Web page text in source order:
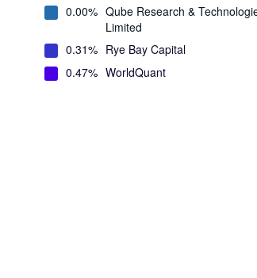
0.00% Qube Research &
Limited
0.31% Rye Bay Capital
0.47% WorldQuant